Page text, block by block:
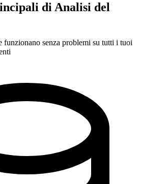
di Analisi del
funzionano senza problemi su tutti i tuoi